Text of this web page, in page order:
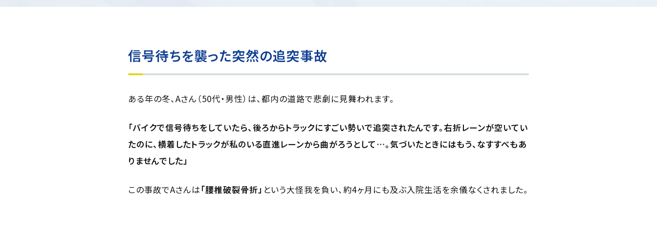
信号待ちを襲った突然の追突事故
ある年の冬、Aさん（50代・男性）は、都内の道路で悲劇に見舞われます。
「バイクで信号待ちをしていたら、後ろからトラックにすごい勢いで追突されたんです。右折レーンが空いてい
たのに、横着したトラックが私のいる直進レーンから曲がろうとして…。気づいたときにはもう、なすすべもあ
りませんでした」
この事故でAさんは「腰椎破裂骨折」 という大怪我を負い、約4ヶ月にも及ぶ入院生活を余儀なくされました。